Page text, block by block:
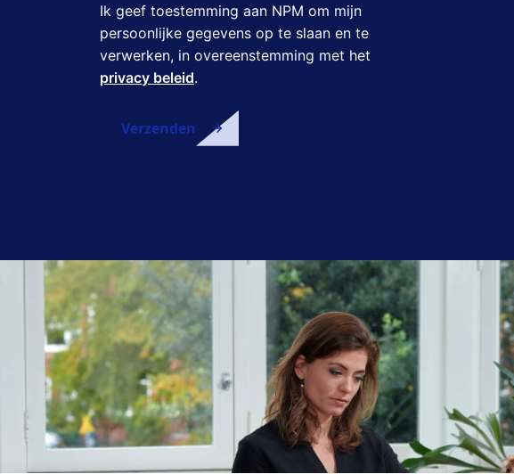
Ik geef toestemming aan NPM om mijn
persoonlijke gegevens op te slaan en te
verwerken, in overeenstemming met het
privacy beleid.